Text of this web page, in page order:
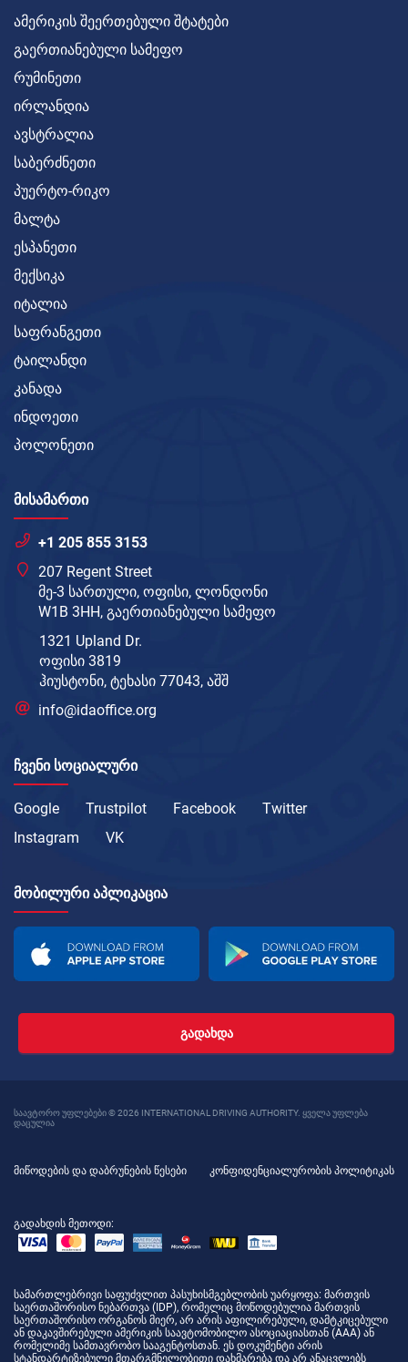
ამერიკის შეერთებული შტატები
გაერთიანებული სამეფო
რუმინეთი
ირლანდია
ავსტრალია
საბერძნეთი
პუერტო-რიკო
მალტა
ესპანეთი
მექსიკა
იტალია
საფრანგეთი
ტაილანდი
კანადა
ინდოეთი
პოლონეთი
ᲛᲘᲡᲐᲛᲐᲠᲗᲘ
+1 205 855 3153
207 Regent Street
მე-3 სართული, ოფისი, ლონდონი
W1B 3HH, გაერთიანებული სამეფო
1321 Upland Dr.
ოფისი 3819
ჰიუსტონი, ტეხასი 77043, აშშ
info@idaoffice.org
ᲩᲕᲔᲜᲘ ᲡᲝᲪᲘᲐᲚᲣᲠᲘ
Google Trustpilot Facebook
Twitter
Instagram
VK
ᲛᲝᲑᲘᲚᲣᲠᲘ ᲐᲞᲚᲘᲙᲐᲪᲘᲐ
ᲒᲐᲓᲐᲮᲓᲐ
საავტორო უფლებები © 2026 INTERNATIONAL DRIVING AUTHORITY. ყველა უფლება
დაცულია
მიწოდების და დაბრუნების წესები კონფიდენციალურობის პოლიტიკას
გადახდის მეთოდი:
სამართლებრივი საფუძვლით პასუხისმგებლობის უარყოფა: მართვის
საერთაშორისო ნებართვა (IDP), რომელიც მოწოდებულია მართვის
საერთაშორისო ორგანოს მიერ, არ არის აფილირებული, დამტკიცებული
ან დაკავშირებული ამერიკის საავტომობილო ასოციაციასთან (AAA) ან
რომელიმე სამთავრობო სააგენტოსთან. ეს დოკუმენტი არის
სტანდარტიზებული მთარგმნელობითი დახმარება და არ ანაცვლებს